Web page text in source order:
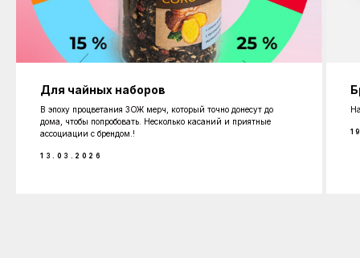
Для чайных наборов
В эпоху процветания ЗОЖ мерч, который точно донесут до
дома, чтобы попробовать. Несколько касаний и приятные
ассоциации с брендом.!
13.03.2026